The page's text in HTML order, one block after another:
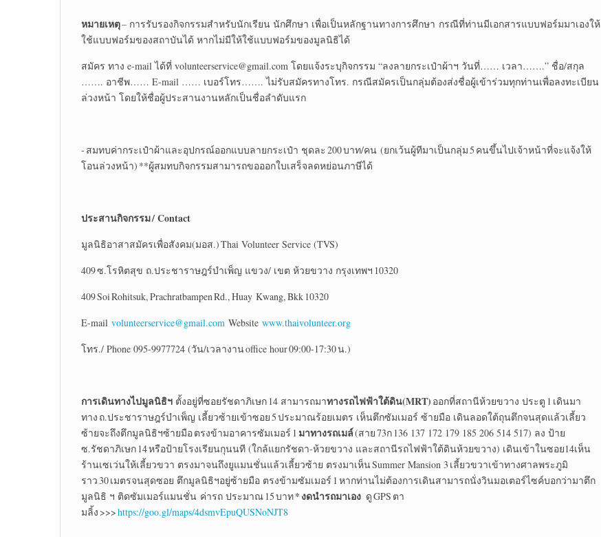
หมายเหตุ– การรับรองกิจกรรมสำหรับนักเรียน นักศึกษา เพื่อเป็นหลักฐานทางการศึกษา กรณีที่ท่านมีเอกสารแบบฟอร์มมาเองให้
ใช้แบบฟอร์มของสถาบันได้ หากไม่มีให้ใช้แบบฟอร์มของมูลนิธิได้
สมัคร ทาง e-mail ได้ที่ volunteerservice@gmail.com โดยแจ้งระบุกิจกรรม “ลงลายกระเป๋าผ้าฯ วันที่…… เวลา…….” ชื่อ/สกุล
……. อาชีพ…… E-mail …… เบอร์โทร……. ไม่รับสมัครทางโทร. กรณีสมัครเป็นกลุ่มต้องส่งชื่อผู้เข้าร่วมทุกท่านเพื่อลงทะเบียน
ล่วงหน้า โดยให้ชื่อผู้ประสานงานหลักเป็นชื่อลำดับแรก
- สมทบค่ากระเป๋าผ้าและอุปกรณ์ออกแบบลายกระเป๋า ชุดละ 200 บาท/คน (ยกเว้นผู้ทีมาเป็นกลุ่ม 5 คนขึ้นไปเจ้าหน้าที่จะแจ้งให้
โอนล่วงหน้า) **ผู้สมทบกิจกรรมสามารถขอออกใบเสร็จลดหย่อนภาษีได้
ประสานกิจกรรม / Contact
มูลนิธิอาสาสมัครเพื่อสังคม(มอส.) Thai Volunteer Service (TVS)
409 ซ.โรหิตสุข ถ.ประชาราษฎร์บำเพ็ญ แขวง/ เขต ห้วยขวาง กรุงเทพฯ 10320
409 Soi Rohitsuk, Prachratbampen Rd., Huay Kwang, Bkk 10320
E-mail volunteerservice@gmail.com Website www.thaivolunteer.org
โทร./ Phone 095-9977724 (วัน/เวลางาน office hour 09:00-17:30 น.)
การเดินทางไปมูลนิธิฯ ตั้งอยู่ที่ซอยรัชดาภิเษก 14 สามารถมาทางรถไฟฟ้าใต้ดิน(MRT) ออกที่สถานีห้วยขวาง ประตู 1 เดินมา
ทาง ถ.ประชาราษฎร์บำเพ็ญ เลี้ยวซ้ายเข้าซอย 5 ประมาณร้อยเมตร เห็นตึกซัมเมอร์ ซ้ายมือ เดินลอดใต้ถุนตึกจนสุดแล้วเลี้ยว
ซ้ายจะถึงตึกมูลนิธิฯซ้ายมือ ตรงข้ามอาคารซัมเมอร์ 1 มาทางรถเมล์(สาย 73ก 136 137 172 179 185 206 514 517) ลง ป้าย
ซ.รัชดาภิเษก 14 หรือป้ายโรงเรียนกุนนที (ใกล้แยกรัชดา-ห้วยขวาง และสถานีรถไฟฟ้าใต้ดินห้วยขวาง) เดินเข้าในซอย14เห็น
ร้านเซเว่นให้เลี้ยวขวา ตรงมาจนถึงยูแมนชั่นแล้วเลี้ยวซ้าย ตรงมาเห็น Summer Mansion 3 เลี้ยวขวาเข้าทางศาลพระภูมิ
ราว 30 เมตรจนสุดซอย ตึกมูลนิธิฯอยู่ซ้ายมือ ตรงข้ามซัมเมอร์ 1 หากท่านไม่ต้องการเดินสามารถนั่งวินมอเตอร์ไซค์บอกว่ามาตึก
มูลนิธิ ฯ ติดซัมเมอร์แมนชั่น ค่ารถ ประมาณ 15 บาท* งดนำรถมาเอง ดู GPS ตา
มลิ้ง >>>https://goo.gl/maps/4dsmvEpuQUSNoNJT8